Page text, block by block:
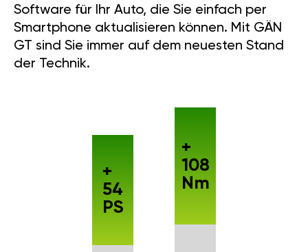
Software für Ihr Auto, die Sie einfach per
Smartphone aktualisieren können. Mit GÄN
GT sind Sie immer auf dem neuesten Stand
der Technik.
+
54
PS
+
108
Nm